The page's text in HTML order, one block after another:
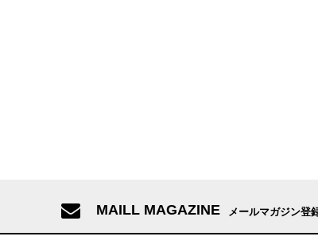
MAILL MAGAZINE メールマガジン登